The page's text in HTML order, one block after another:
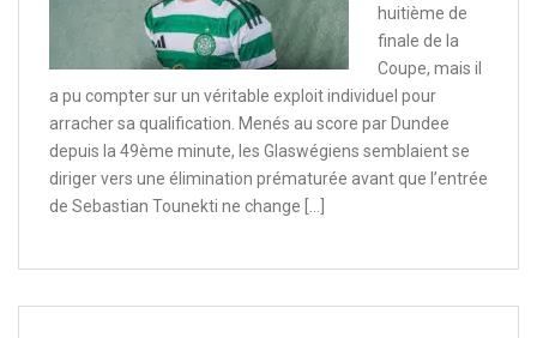
huitième de
finale de la
Coupe, mais il
a pu compter sur un véritable exploit individuel pour
arracher sa qualification. Menés au score par Dundee
depuis la 49ème minute, les Glaswégiens semblaient se
diriger vers une élimination prématurée avant que l’entrée
de Sebastian Tounekti ne change […]